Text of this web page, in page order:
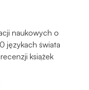
naukowych o
językach świata
książek